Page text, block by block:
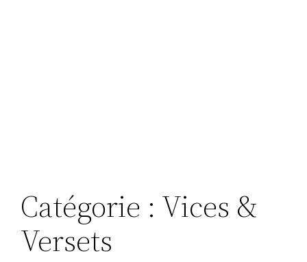
Catégorie : Vices &
Versets